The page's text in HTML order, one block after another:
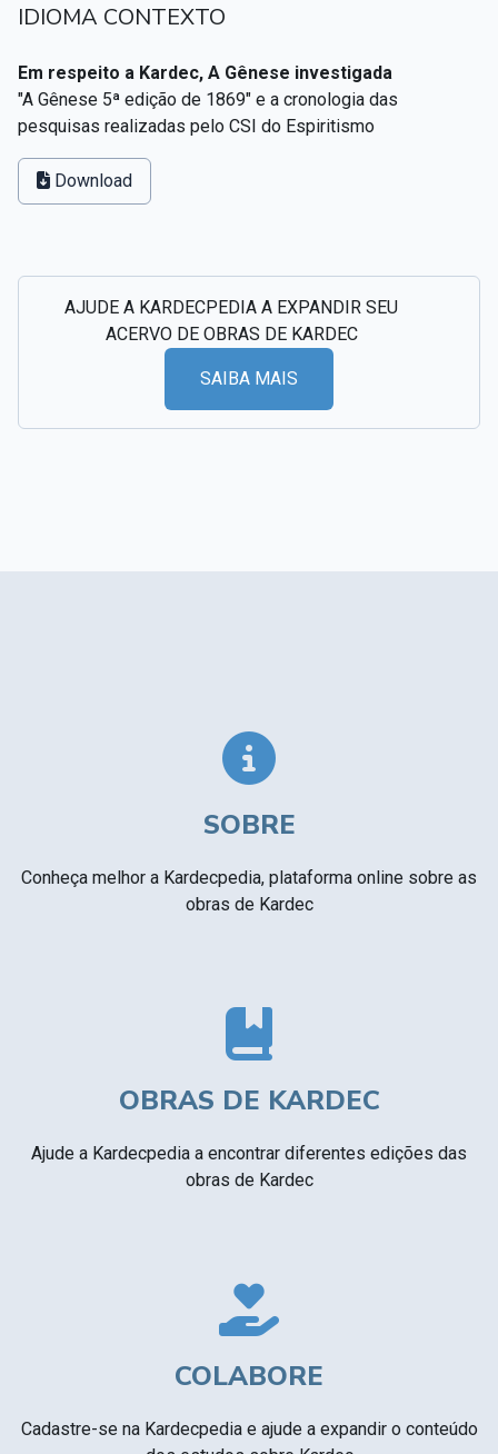
CSI - Imagens e registros históricos do espiritismo
IDIOMA CONTEXTO
Em respeito a Kardec, A Gênese investigada
"A Gênese 5ª edição de 1869" e a cronologia das
pesquisas realizadas pelo CSI do Espiritismo
Download
AJUDE A KARDECPEDIA A EXPANDIR SEU
ACERVO DE OBRAS DE KARDEC
SAIBA MAIS
SOBRE
Conheça melhor a Kardecpedia, plataforma online sobre as
obras de Kardec
OBRAS DE KARDEC
Ajude a Kardecpedia a encontrar diferentes edições das
obras de Kardec
COLABORE
Cadastre-se na Kardecpedia e ajude a expandir o conteúdo